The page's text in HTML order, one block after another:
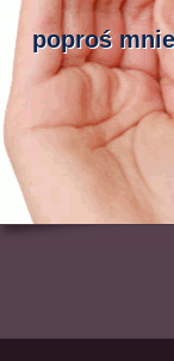
poproś